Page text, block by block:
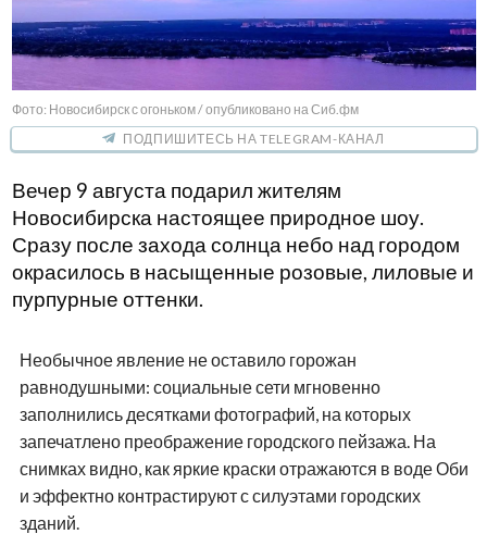
Фото: Новосибирск с огоньком / опубликовано на Сиб.фм
ПОДПИШИТЕСЬ НА TELEGRAM-КАНАЛ
Вечер 9 августа подарил жителям
Новосибирска настоящее природное шоу.
Сразу после захода солнца небо над городом
окрасилось в насыщенные розовые, лиловые и
пурпурные оттенки.
Необычное явление не оставило горожан
равнодушными: социальные сети мгновенно
заполнились десятками фотографий, на которых
запечатлено преображение городского пейзажа. На
снимках видно, как яркие краски отражаются в воде Оби
и эффектно контрастируют с силуэтами городских
зданий.